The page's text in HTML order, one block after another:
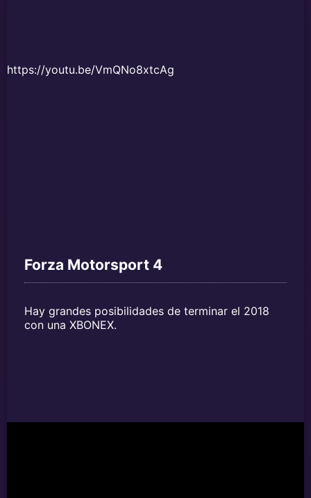
https://youtu.be/VmQNo8xtcAg
Forza Motorsport 4
Hay grandes posibilidades de terminar el 2018
con una XBONEX.